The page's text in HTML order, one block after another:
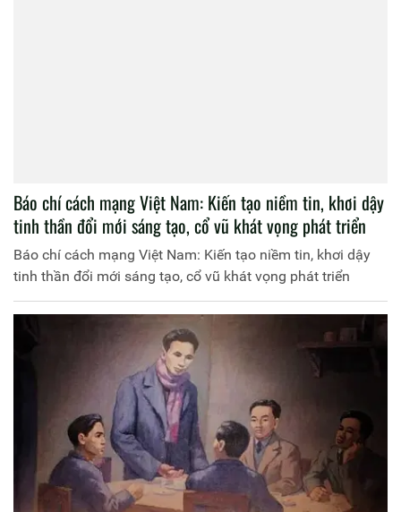
Báo chí cách mạng Việt Nam: Kiến tạo niềm tin, khơi dậy
tinh thần đổi mới sáng tạo, cổ vũ khát vọng phát triển
Báo chí cách mạng Việt Nam: Kiến tạo niềm tin, khơi dậy
tinh thần đổi mới sáng tạo, cổ vũ khát vọng phát triển